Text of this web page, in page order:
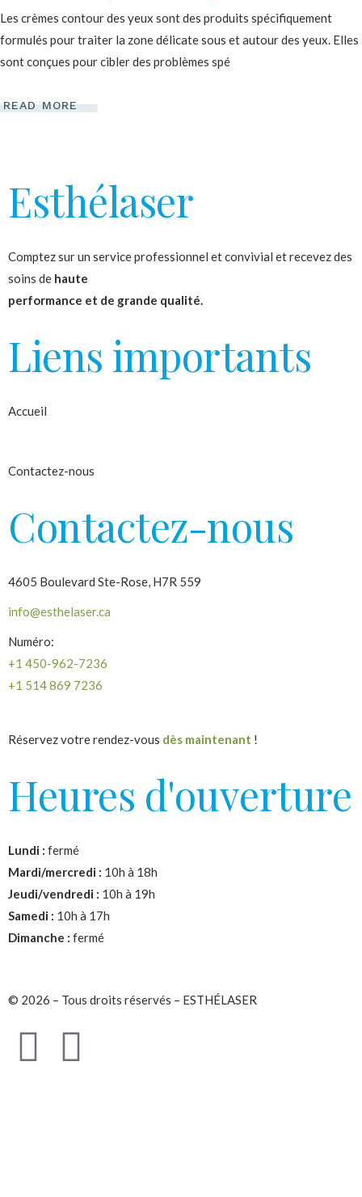
Les crèmes contour des yeux sont des produits spécifiquement
formulés pour traiter la zone délicate sous et autour des yeux. Elles
sont conçues pour cibler des problèmes spé
READ MORE
Esthélaser
Comptez sur un service professionnel et convivial et recevez des
soins de haute
performance et de grande qualité.
Liens importants
Accueil
Contactez-nous
Contactez-nous
4605 Boulevard Ste-Rose, H7R 559
info@esthelaser.ca
Numéro:
+1 450-962-7236
+1 514 869 7236
Réservez votre rendez-vous dès maintenant !
Heures d'ouverture
Lundi : fermé
Mardi/mercredi : 10h à 18h
Jeudi/vendredi : 10h à 19h
Samedi : 10h à 17h
Dimanche : fermé
© 2026 – Tous droits réservés – ESTHÉLASER